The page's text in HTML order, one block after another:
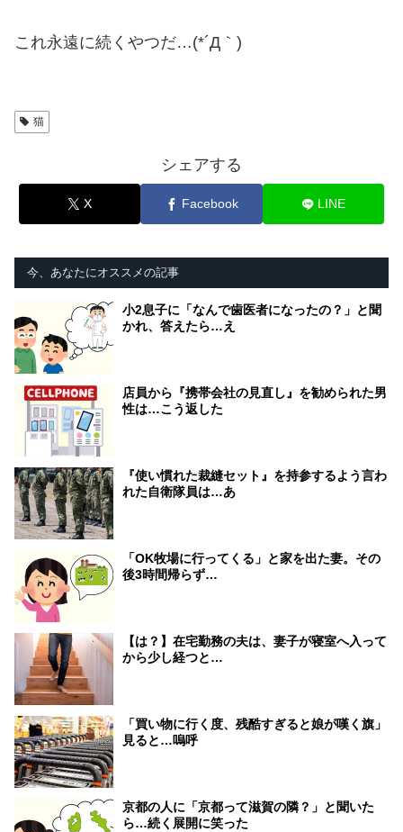
これ永遠に続くやつだ…(*´Д｀)
猫
シェアする
X Facebook LINE
今、あなたにオススメの記事
小2息子に「なんで歯医者になったの？」と聞
かれ、答えたら…え
店員から『携帯会社の見直し』を勧められた男
性は…こう返した
『使い慣れた裁縫セット』を持参するよう言わ
れた自衛隊員は…あ
「OK牧場に行ってくる」と家を出た妻。その
後3時間帰らず…
【は？】在宅勤務の夫は、妻子が寝室へ入って
から少し経つと…
「買い物に行く度、残酷すぎると娘が嘆く旗」
見ると…嗚呼
京都の人に「京都って滋賀の隣？」と聞いた
ら…続く展開に笑った